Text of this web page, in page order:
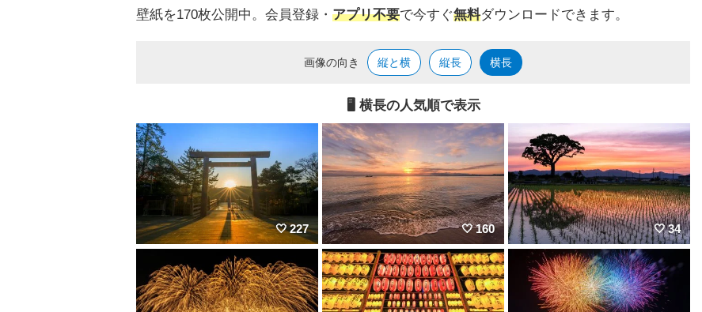
壁紙を170枚公開中。会員登録・ アプリ不要で今すぐ無料ダウンロードできます。
画像の向き 縦と横 縦長 横長
🖥️ 横長の人気順で表示
227 160 34